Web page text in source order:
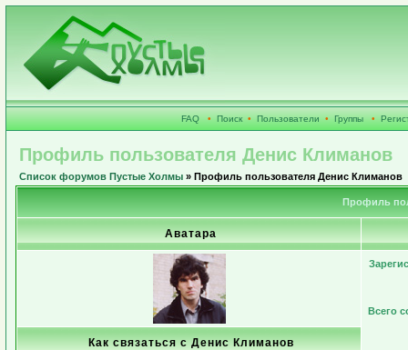
FAQ • Поиск • Пользователи • Группы •
Профиль пользователя Денис Климанов
Список форумов Пустые Холмы » Профиль пользователя Денис Климанов
Профиль
Аватара
Всего
Как связаться с Денис Климанов